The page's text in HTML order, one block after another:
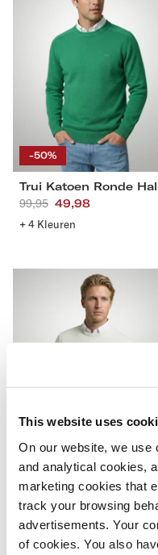
This website uses
On our website, we use
and analytical cookies,
marketing cookies that
track your browsing
advertisements. Your
of cookies. You also
-50%
S L XL
XXL 3XL
Trui Katoen Ronde
Aanbevolen
prijs
99,95 Actieprijs
49,98
+ 4 Kleuren
-50%
S M L XL
XXL 3XL 4XL
Trui Katoen-Kasjmier
Ronde Hals
Aanbevolen
prijs
99,95 Actieprijs
49,98
+ 7 Kleuren